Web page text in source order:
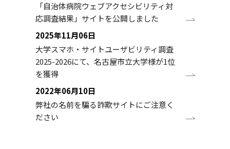
「自治体病院ウェブアクセシビリティ対
応調査結果」サイトを公開しました
2025年11月06日
大学スマホ・サイトユーザビリティ調査
2025-2026にて、名古屋市立大学様が1位
を獲得
2022年06月10日
弊社の名前を騙る詐欺サイトにご注意く
ださい